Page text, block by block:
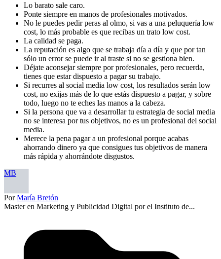
Lo barato sale caro.
Ponte siempre en manos de profesionales motivados.
No le puedes pedir peras al olmo, si vas a una peluquería low
cost, lo más probable es que recibas un trato low cost.
La calidad se paga.
La reputación es algo que se trabaja día a día y que por tan
sólo un error se puede ir al traste si no se gestiona bien.
Déjate aconsejar siempre por profesionales, pero recuerda,
tienes que estar dispuesto a pagar su trabajo.
Si recurres al social media low cost, los resultados serán low
cost, no exijas más de lo que estás dispuesto a pagar, y sobre
todo, luego no te eches las manos a la cabeza.
Si la persona que va a desarrollar tu estrategia de social media
no se interesa por tus objetivos, no es un profesional del social
media.
Merece la pena pagar a un profesional porque acabas
ahorrando dinero ya que consigues tus objetivos de manera
más rápida y ahorrándote disgustos.
MB
PorMaría Bretón
Master en Marketing y Publicidad Digital por el Instituto de...